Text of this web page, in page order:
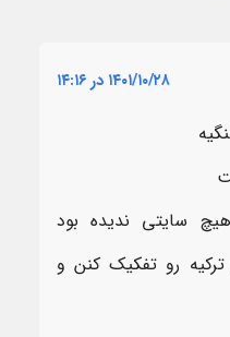
۱۴۰۱/۱۰/۲۸ در ۱۴:۱۶
سایتی ندیده بود
رو تفکیک کنن و